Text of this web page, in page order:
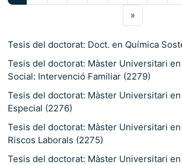
»Pàgina
Tesis del doctorat: Doct. en Química
Tesis del doctorat: Màster Universitari
Social: Intervenció Familiar (2279)
Tesis del doctorat: Màster Universitari
Especial (2276)
Tesis del doctorat: Màster Universitari
Riscos Laborals (2275)
Tesis del doctorat: Màster Universitari